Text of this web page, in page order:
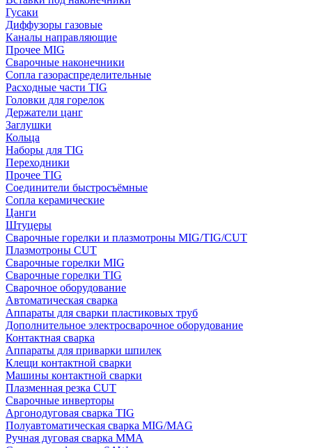
Гусаки
Диффузоры газовые
Каналы направляющие
Прочее MIG
Сварочные наконечники
Сопла газораспределительные
Расходные части TIG
Головки для горелок
Держатели цанг
Заглушки
Кольца
Наборы для TIG
Переходники
Прочее TIG
Соединители быстросъёмные
Сопла керамические
Цанги
Штуцеры
Сварочные горелки и плазмотроны MIG/TIG/CUT
Плазмотроны CUT
Сварочные горелки MIG
Сварочные горелки TIG
Сварочное оборудование
Автоматическая сварка
Аппараты для сварки пластиковых труб
Дополнительное электросварочное оборудование
Контактная сварка
Аппараты для приварки шпилек
Клещи контактной сварки
Машины контактной сварки
Плазменная резка CUT
Сварочные инверторы
Аргонодуговая сварка TIG
Полуавтоматическая сварка MIG/MAG
Ручная дуговая сварка MMA